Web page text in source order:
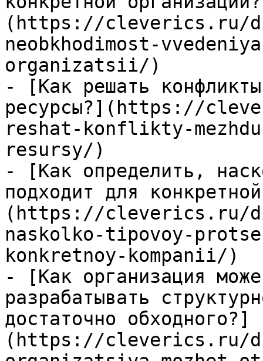
(https://cleverics.ru/
neobkhodimost-
organizatsii/)
- [Как решать
ресурсы?](https://
reshat-konflikty-
resursy/)
- [Как определить,
подходит для
(https://cleverics.ru/
naskolko-tipovoy-
konkretnoy-kompanii/)
- [Как организация
разрабатывать
достаточно обходного?]
(https://cleverics.ru/